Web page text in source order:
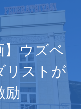
】ウズベ
リストが
励